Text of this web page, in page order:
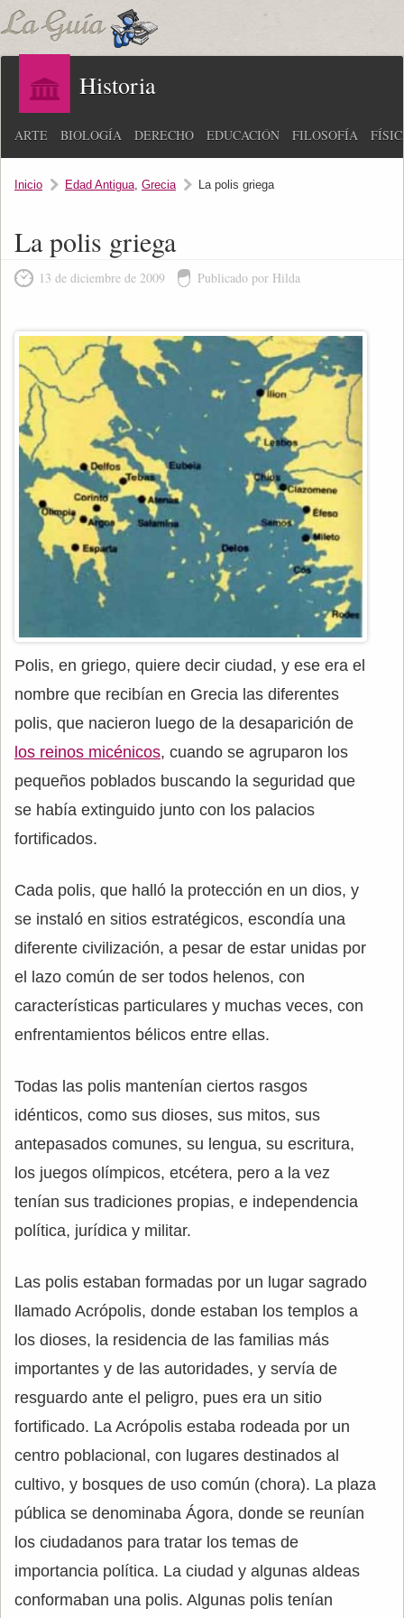
Historia
ARTE BIOLOGÍA DERECHO EDUCACIÓN FILOSOFÍA
Inicio Edad Antigua, Grecia La polis griega
La polis griega
13 de diciembre de 2009 Publicado por Hilda
Polis, en griego, quiere decir ciudad, y ese era el
nombre que recibían en Grecia las diferentes
polis, que nacieron luego de la desaparición de
los reinos micénicos, cuando se agruparon los
pequeños poblados buscando la seguridad que
se había extinguido junto con los palacios
fortificados.
Cada polis, que halló la protección en un dios, y
se instaló en sitios estratégicos, escondía una
diferente civilización, a pesar de estar unidas por
el lazo común de ser todos helenos, con
características particulares y muchas veces, con
enfrentamientos bélicos entre ellas.
Todas las polis mantenían ciertos rasgos
idénticos, como sus dioses, sus mitos, sus
antepasados comunes, su lengua, su escritura,
los juegos olímpicos, etcétera, pero a la vez
tenían sus tradiciones propias, e independencia
política, jurídica y militar.
Las polis estaban formadas por un lugar sagrado
llamado Acrópolis, donde estaban los templos a
los dioses, la residencia de las familias más
importantes y de las autoridades, y servía de
resguardo ante el peligro, pues era un sitio
fortificado. La Acrópolis estaba rodeada por un
centro poblacional, con lugares destinados al
cultivo, y bosques de uso común (chora). La plaza
pública se denominaba Ágora, donde se reunían
los ciudadanos para tratar los temas de
importancia política. La ciudad y algunas aldeas
conformaban una polis. Algunas polis tenían